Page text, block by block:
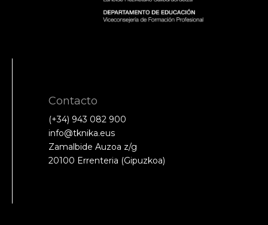
Contacto
(+34) 943 082 900
info@tknika.eus
Zamalbide Auzoa z/g
20100 Errenteria (Gipuzkoa)